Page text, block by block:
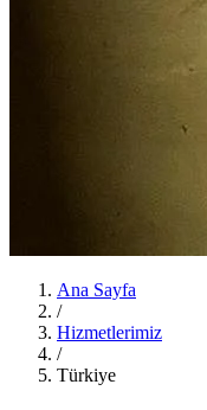
Ana Sayfa
/
Hizmetlerimiz
/
Türkiye